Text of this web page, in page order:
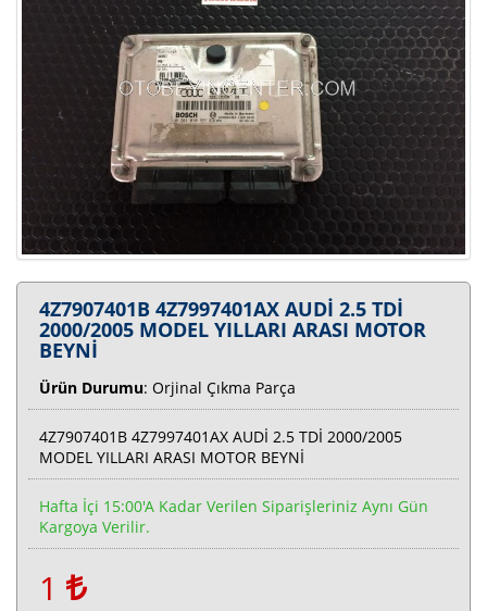
4Z7907401B 4Z7997401AX AUDİ 2.5 TDİ
2000/2005 MODEL YILLARI ARASI MOTOR
BEYNİ
Ürün Durumu: Orjinal Çıkma Parça
4Z7907401B 4Z7997401AX AUDİ 2.5 TDİ 2000/2005
MODEL YILLARI ARASI MOTOR BEYNİ
Hafta İçi 15:00'a Kadar Verilen Siparişleriniz Aynı Gün
Kargoya Verilir.
1